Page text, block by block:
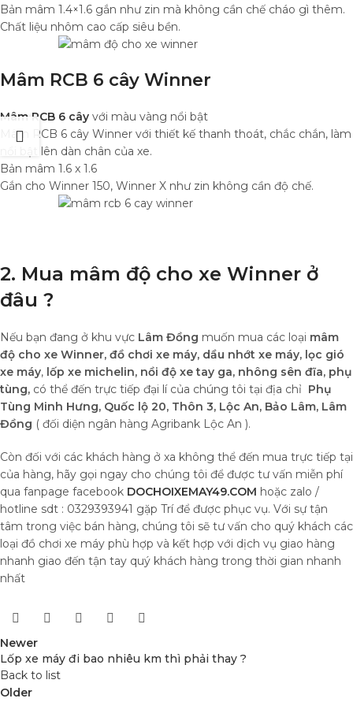
Bản mâm 1.4×1.6 gắn như zin mà không cần chế cháo gì thêm.
Chất liệu nhôm cao cấp siêu bền.
Mâm RCB 6 cây Winner
Mâm RCB 6 cây với màu vàng nổi bật
Mâm RCB 6 cây Winner với thiết kế thanh thoát, chắc chắn, làm
nổi bật lên dàn chân của xe.
Bản mâm 1.6 x 1.6
Gắn cho Winner 150, Winner X như zin không cần độ chế.
2. Mua mâm độ cho xe Winner ở
đâu ?
Nếu bạn đang ở khu vực Lâm Đồng muốn mua các loại mâm
độ cho xe Winner, đồ chơi xe máy, dầu nhớt xe máy, lọc gió
xe máy, lốp xe michelin, nồi độ xe tay ga, nhông sên đĩa, phụ
tùng, có thể đến trực tiếp đại lí của chúng tôi tại địa chỉ Phụ
Tùng Minh Hưng, Quốc lộ 20, Thôn 3, Lộc An, Bảo Lâm, Lâm
Đồng ( đối diện ngân hàng Agribank Lộc An ).
Còn đối với các khách hàng ở xa không thể đến mua trực tiếp tại
của hàng, hãy gọi ngay cho chúng tôi để được tư vấn miễn phí
qua fanpage facebook DOCHOIXEMAY49.COM hoặc zalo /
hotline sdt : 0329393941 gặp Trí để được phục vụ. Với sự tận
tâm trong việc bán hàng, chúng tôi sẽ tư vấn cho quý khách các
loại đồ chơi xe máy phù hợp và kết hợp với dịch vụ giao hàng
nhanh giao đến tận tay quý khách hàng trong thời gian nhanh
nhất
Newer
Lốp xe máy đi bao nhiêu km thì phải thay ?
Back to list
Older